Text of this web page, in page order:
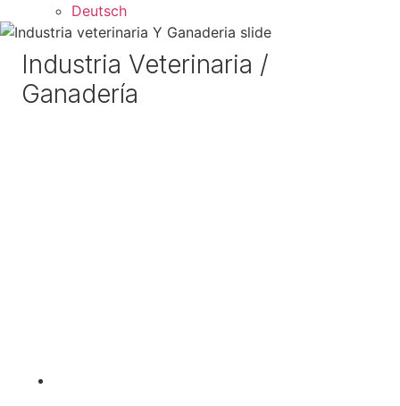
Deutsch
Industria Veterinaria /
Ganadería